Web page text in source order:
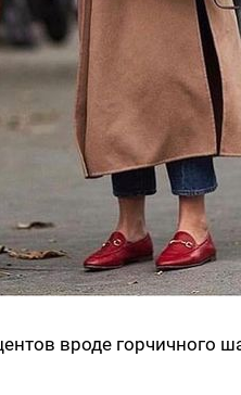
вроде горчичного